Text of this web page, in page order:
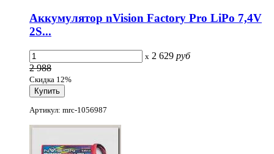
Аккумулятор nVision Factory Pro LiPo 7,4V
2S...
x 2 629 руб
2 988
Скидка 12%
Артикул: mrc-1056987